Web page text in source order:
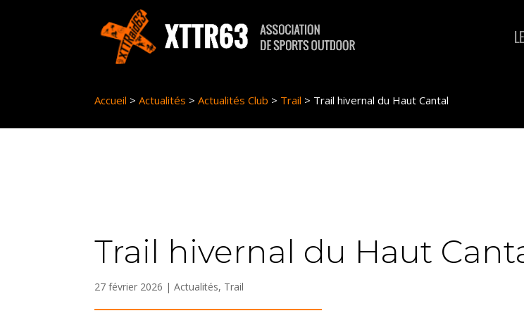
Accueil >Actualités >Actualités Club > Trail > Trail hivernal du Haut Cantal
Trail hivernal du Haut
27 février 2026 |Actualités, Trail
Panneau de gestion des cookies